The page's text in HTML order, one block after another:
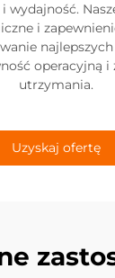
i
operacyjną i
utrzymania.
Uzyskaj ofertę